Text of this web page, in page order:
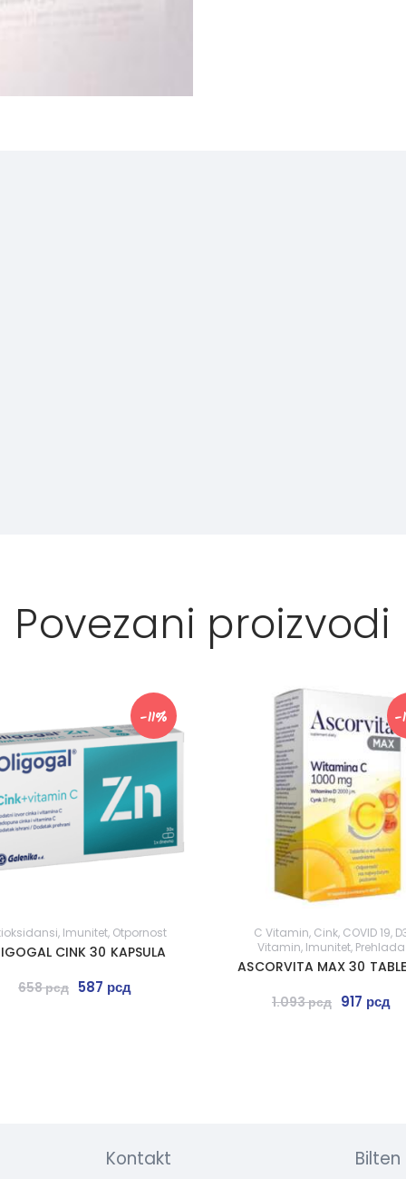
Povezani proizvodi
-11%
, Imunitet, Otpornost
CINK 30 KAPSULA
658рсд 587 рсд
-
C Vitamin, Cink, COVID 19,
Vitamin, Imunitet, Prehlada
ASCORVITA MAX 30
1.093рсд 917 рсд
Kontakt Bilten